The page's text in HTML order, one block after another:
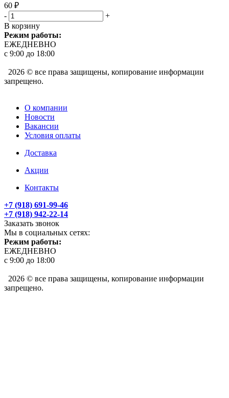
60 ₽
-
+
В корзину
Режим работы:
ЕЖЕДНЕВНО
с 9:00 до 18:00
2026 © все права защищены, копирование информации
запрещено.
О компании
Новости
Вакансии
Условия оплаты
Доставка
Акции
Контакты
+7 (918) 691-99-46
+7 (918) 942-22-14
Заказать звонок
Мы в социальных сетях:
Режим работы:
ЕЖЕДНЕВНО
с 9:00 до 18:00
2026 © все права защищены, копирование информации
запрещено.